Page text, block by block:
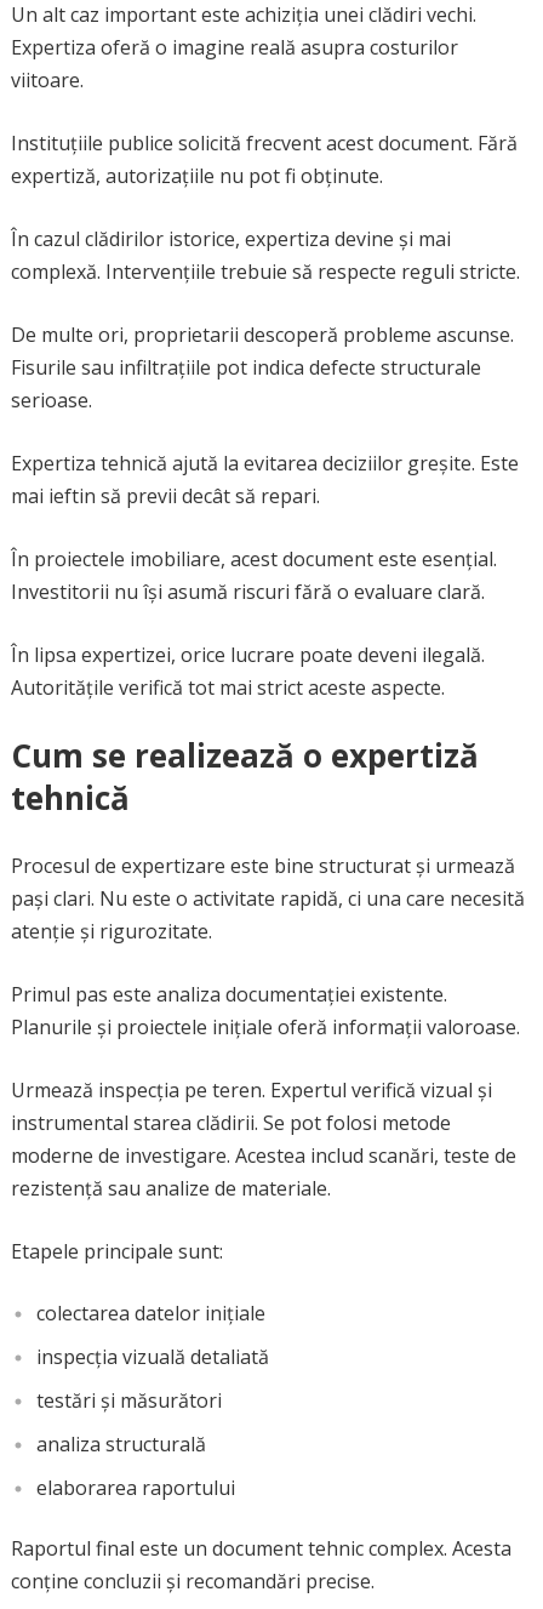
Un alt caz important este achiziția unei clădiri vechi.
Expertiza oferă o imagine reală asupra costurilor
viitoare.
Instituțiile publice solicită frecvent acest document. Fără
expertiză, autorizațiile nu pot fi obținute.
În cazul clădirilor istorice, expertiza devine și mai
complexă. Intervențiile trebuie să respecte reguli stricte.
De multe ori, proprietarii descoperă probleme ascunse.
Fisurile sau infiltrațiile pot indica defecte structurale
serioase.
Expertiza tehnică ajută la evitarea deciziilor greșite. Este
mai ieftin să previi decât să repari.
În proiectele imobiliare, acest document este esențial.
Investitorii nu își asumă riscuri fără o evaluare clară.
În lipsa expertizei, orice lucrare poate deveni ilegală.
Autoritățile verifică tot mai strict aceste aspecte.
Cum se realizează o expertiză
tehnică
Procesul de expertizare este bine structurat și urmează
pași clari. Nu este o activitate rapidă, ci una care necesită
atenție și rigurozitate.
Primul pas este analiza documentației existente.
Planurile și proiectele inițiale oferă informații valoroase.
Urmează inspecția pe teren. Expertul verifică vizual și
instrumental starea clădirii. Se pot folosi metode
moderne de investigare. Acestea includ scanări, teste de
rezistență sau analize de materiale.
Etapele principale sunt:
colectarea datelor inițiale
inspecția vizuală detaliată
testări și măsurători
analiza structurală
elaborarea raportului
Raportul final este un document tehnic complex. Acesta
conține concluzii și recomandări precise.